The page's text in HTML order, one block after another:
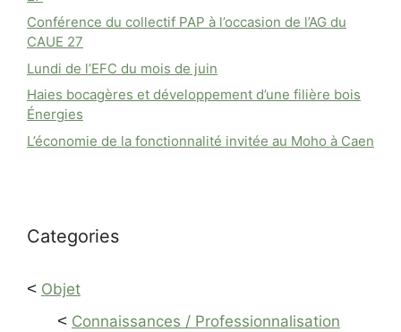
Conférence du collectif PAP à l’occasion de l’AG du
CAUE 27
Lundi de l’EFC du mois de juin
Haies bocagères et développement d’une filière bois
Énergies
L’économie de la fonctionnalité invitée au Moho à Caen
Categories
< Objet
< Connaissances / Professionnalisation